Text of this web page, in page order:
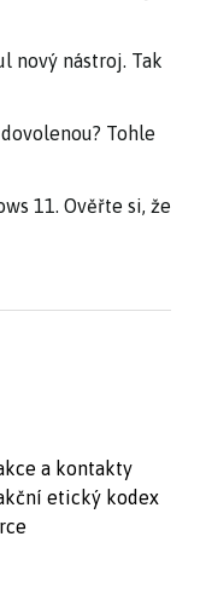
nový nástroj. Tak
Tohle
11. Ověřte si, že
a kontakty
etický kodex